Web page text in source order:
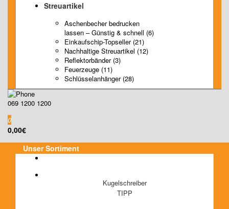
Streuartikel
Aschenbecher bedrucken
lassen – Günstig & schnell (6)
Einkaufschip-Topseller (21)
Nachhaltige Streuartikel (12)
Reflektorbänder (3)
Feuerzeuge (11)
Schlüsselanhänger (28)
069 1200 1200
0
0,00€
Unser Sortiment
Kugelschreiber
TIPP